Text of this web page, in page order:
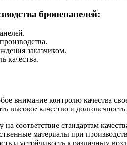
бронепанелей:
заказчиком.
качества.
внимание контролю качества
высокое качество и долговечность
соответствие стандартам
материалы при
и устойчивость к различным